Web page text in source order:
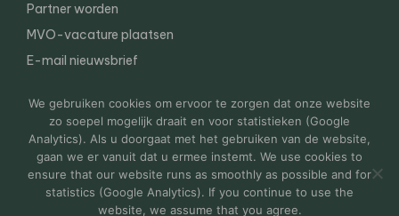
Partner worden
MVO-vacature plaatsen
E-mail nieuwsbrief
© 2000-2026 Van der Molen EIS Colofon
Disclaimer
Privacy
We gebruiken cookies om ervoor te zorgen dat onze website
zo soepel mogelijk draait en voor statistieken (Google
Analytics). Als u doorgaat met het gebruiken van de website,
gaan we er vanuit dat u ermee instemt. We use cookies to
ensure that our website runs as smoothly as possible and for
statistics (Google Analytics). If you continue to use the
website, we assume that you agree.